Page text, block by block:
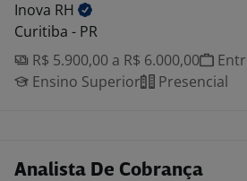
Inova RH
Curitiba - PR
R$ 5.900,00 a R$ 6.000,00
Ensino Superior
Presencial
Analista De Cobrança